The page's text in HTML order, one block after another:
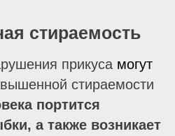
стираемость
прикуса могут
стираемости
портится
а также возникает